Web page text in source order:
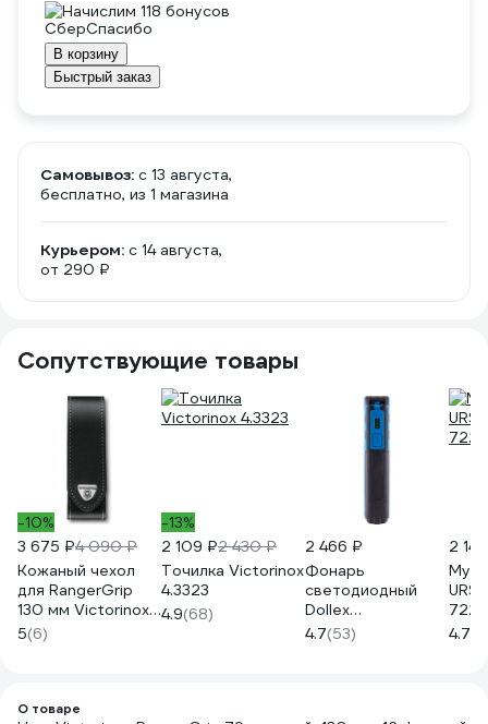
Начислим 118 бонусов
В корзину
Быстрый заказ
Самовывоз: c 13 августа,
бесплатно, из 1 магазина
Курьером: c 14 августа,
от 290 ₽
Сопутствующие товары
-10%
3 675 ₽4 090 ₽
Кожаный чехол
для RangerGrip
130 мм Victorinox
чёрный, на
липучке 4.0506.L
5(6)
-13%
2 109 ₽2 430 ₽
Точилка Victorinox
4.3323
4.9(68)
2 466 ₽
Фонарь
светодиодный
Dollex
аккумуляторный,
магнит, крючок
4.7(53)
2
4.7
О товаре